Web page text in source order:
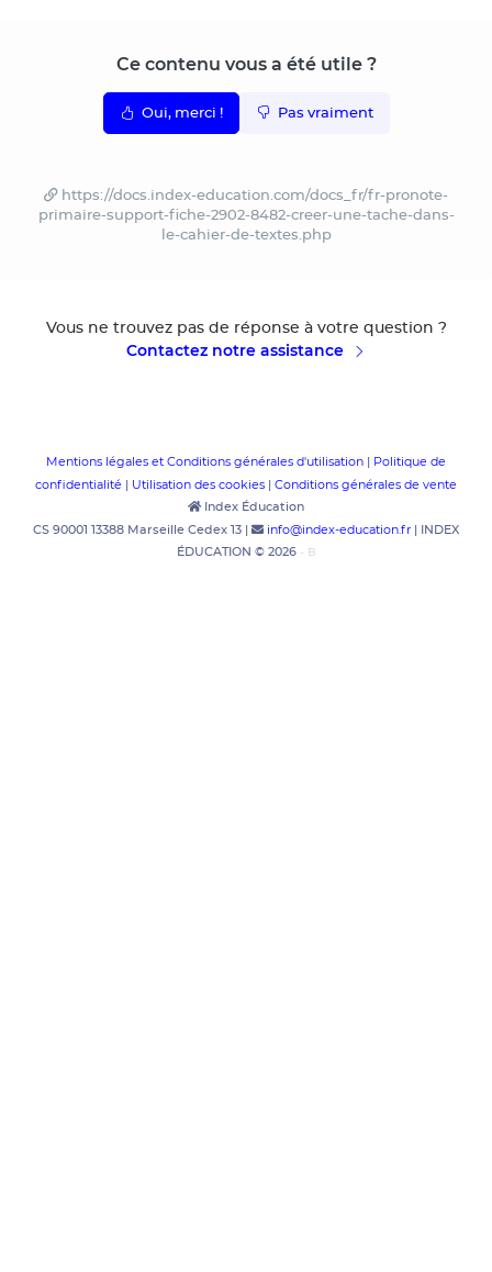
Ce contenu vous a été utile ?
Oui, merci ! Pas vraiment
https://docs.index-education.com/docs_fr/fr-pronote-
primaire-support-fiche-2902-8482-creer-une-tache-dans-
le-cahier-de-textes.php
Vous ne trouvez pas de réponse à votre question ?
Contactez notre assistance
Mentions légales et Conditions générales d'utilisation
Politique de
confidentialité
Utilisation des cookies Conditions générales de vente
Index Éducation
CS 90001 13388 Marseille Cedex 13 |
info@index-education.fr
| INDEX
ÉDUCATION © 2026 - B